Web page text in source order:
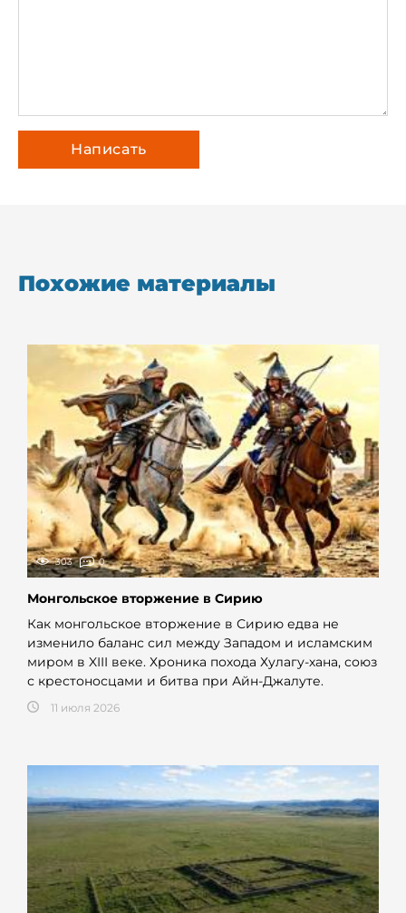
Похожие материалы
303 0
Монгольское вторжение в Сирию
Как монгольское вторжение в Сирию едва не
изменило баланс сил между Западом и исламским
миром в XIII веке. Хроника похода Хулагу-хана, союз
с крестоносцами и битва при Айн-Джалуте.
11 июля 2026